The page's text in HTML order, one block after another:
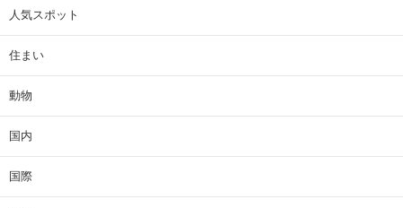
人気スポット
住まい
動物
国内
国際